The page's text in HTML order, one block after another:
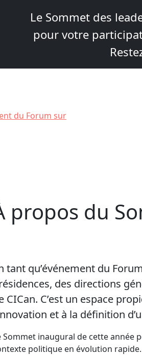
Le Sommet des
pour votre
propos du
tant qu’événement du
des directions
CICan. C’est un espace
et à la définition
Sommet inaugural de cette
politique en évolution